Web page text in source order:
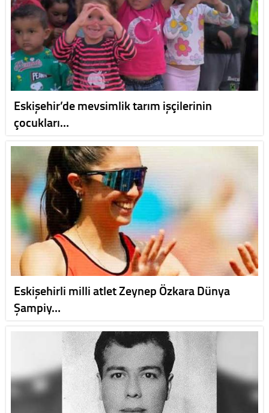
Eskişehir’de mevsimlik tarım işçilerinin
çocukları…
Eskişehirli milli atlet Zeynep Özkara Dünya
Şampiy…